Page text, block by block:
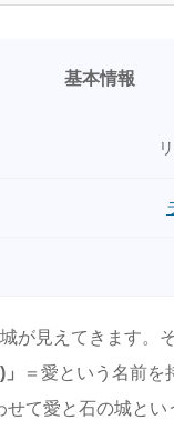
基本情報
が見えてきます。
＝愛という名前を
て愛と石の城とい